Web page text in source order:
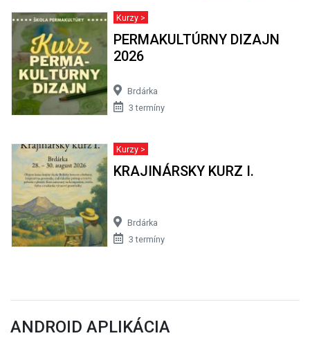
Kurzy >
PERMAKULTÚRNY DIZAJN
2026
Brdárka
3 termíny
Kurzy >
KRAJINÁRSKY KURZ I.
Brdárka
3 termíny
ANDROID APLIKÁCIA